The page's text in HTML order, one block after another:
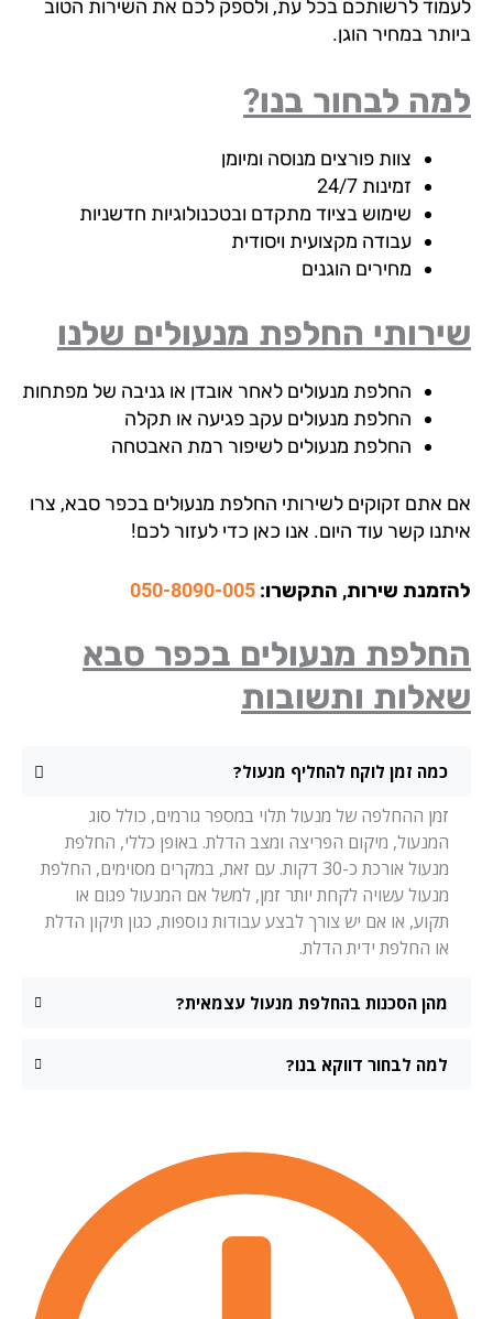
לרשותכם בכל עת, ולספק לכם את השירות הטוב
במחיר הוגן.
לבחור בנו?
צוות פורצים מנוסה ומיומן
זמינות 24/7
שימוש בציוד מתקדם ובטכנולוגיות חדשניות
עבודה מקצועית ויסודית
מחירים הוגנים
החלפת מנעולים שלנו
החלפת מנעולים לאחר אובדן או גניבה של מפתחות
החלפת מנעולים עקב פגיעה או תקלה
החלפת מנעולים לשיפור רמת האבטחה
אתם זקוקים לשירותי החלפת מנעולים בכפר סבא, צרו
קשר עוד היום. אנו כאן כדי לעזור לכם!
שירות, התקשרו:050-8090-005
מנעולים בכפר סבא
ותשובות
כמה זמן לוקח להחליף מנעול?
זמן ההחלפה של מנעול תלוי במספר גורמים, כולל סוג
המנעול, מיקום הפריצה ומצב הדלת. באופן כללי, החלפת
מנעול אורכת כ-30 דקות. עם זאת, במקרים מסוימים, החלפת
מנעול עשויה לקחת יותר זמן, למשל אם המנעול פגום או
תקוע, או אם יש צורך לבצע עבודות נוספות, כגון תיקון הדלת
או החלפת ידית הדלת.
מהן הסכנות בהחלפת מנעול עצמאית?
למה לבחור דווקא בנו?